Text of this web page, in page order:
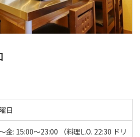
日
金: 15:00～23:00 （料理L.O. 22:30 ドリ